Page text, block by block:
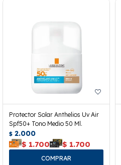
Protector Solar Anthelios Uv Air
Spf50+ Tono Medio 50 Ml.
$ 2.000
$ 1.700 $ 1.700